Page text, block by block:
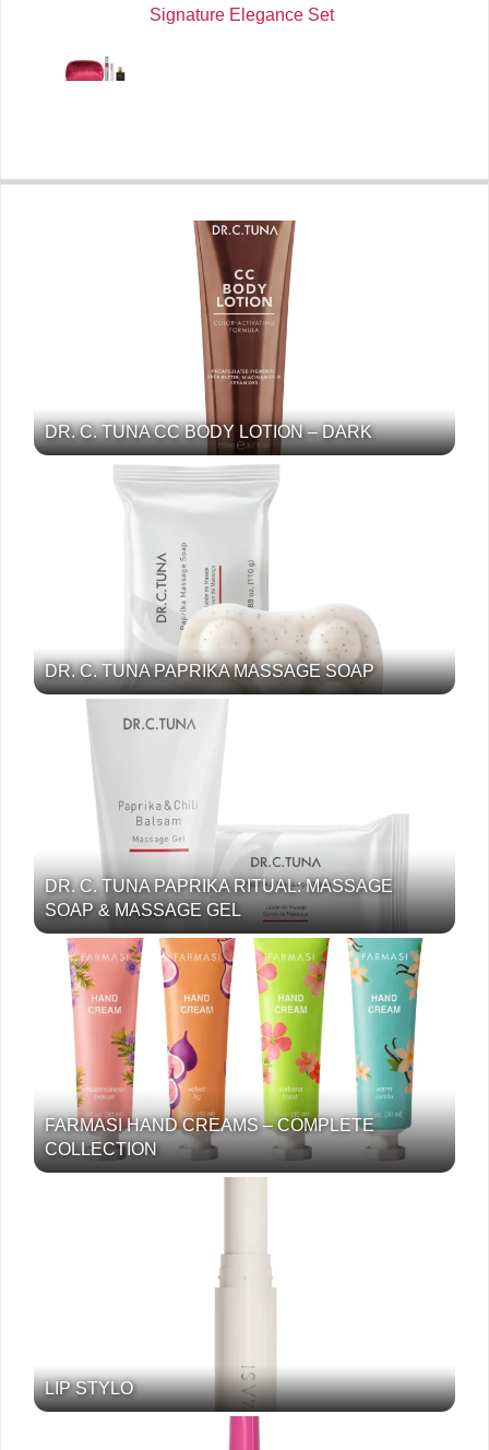
Signature Elegance Set
DR. C. TUNA CC BODY LOTION – DARK
DR. C. TUNA PAPRIKA MASSAGE SOAP
DR. C. TUNA PAPRIKA RITUAL: MASSAGE
SOAP & MASSAGE GEL
FARMASI HAND CREAMS – COMPLETE
COLLECTION
LIP STYLO